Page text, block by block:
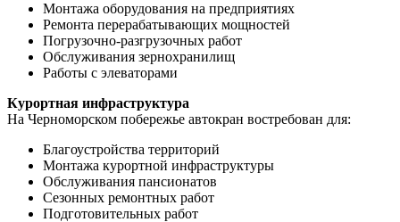
Монтажа оборудования на предприятиях
Ремонта перерабатывающих мощностей
Погрузочно-разгрузочных работ
Обслуживания зернохранилищ
Работы с элеваторами
Курортная инфраструктура
На Черноморском побережье автокран востребован для:
Благоустройства территорий
Монтажа курортной инфраструктуры
Обслуживания пансионатов
Сезонных ремонтных работ
Подготовительных работ